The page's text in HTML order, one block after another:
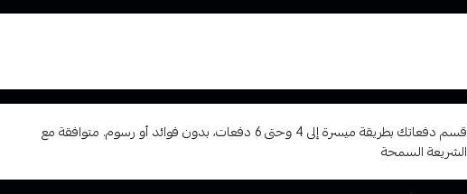
قسم دفعاتك بطريقة ميسرة إلى 4 وحتى 6 دفعات، بدون فوائد أو رسوم. متوافقة مع
الشريعة السمحة